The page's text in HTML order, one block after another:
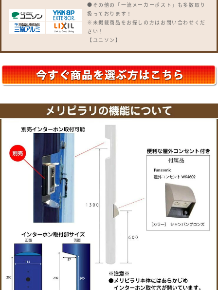
●その他の「一流メーカーポスト」も多数取り
扱っております！
※未掲載商品をお探しの方はお問い合わせくだ
さい！
【ユニソン】
サ・テラII・プラスト・ヴィコDB・ヴィコ
WH・ヴィコBI・アンテ・ラディ・ヴィルク・
イオス・ルージュ・コラーナ・オスト・リー
ルシアス 宅配ボックス・ポスティモ 宅配ボック
ス・独立型ポスト フィッテ・ポスティモ・G3
型・G4型・エクステリアポスト T4型・T5型・
T6B型・T9型・T9R型・T9L型・T10型・T11
型・T12型・T13型・T14型・プリュード ポス
ト・FX01型・FX02型・FX03型・Jポスト・
SWE型・SWC型・JWHP型・SMA型・SWM-S
型・SWD型・STS-1N型・STS-2N型・KA型・
BA型・HA型・HS型・OS型・SON型・SOV
型・SOR型・SKU型
【LIXIL / リクシル】
宅配ボックスKT・宅配ボックスKL・スマート宅
配ポスト・ネクストポスト L-1型・エクスポス
ト グレイス・FS・ヴェール・ハングス・プレイ
イプ・口金タイプ・アメリカンポスト・アメリ
カンタイプ・TOEXポスト